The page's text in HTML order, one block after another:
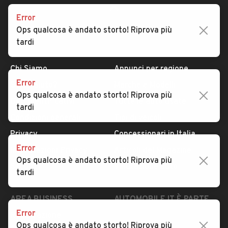
Chi Siamo
Serve aiuto?
Dati identificativi
Privacy
Impostazioni Privacy
Security
Annunci per regione
Tutte le auto usate
Concessionari in Italia
Valutazione auto
AREA BUSINESS
Registrazione
AUTOMOBILE.IT È PARTE
Error
Ops qualcosa è andato storto! Riprova più
tardi
Error
Ops qualcosa è andato storto! Riprova più
tardi
Error
Ops qualcosa è andato storto! Riprova più
tardi
Error
Ops qualcosa è andato storto! Riprova più